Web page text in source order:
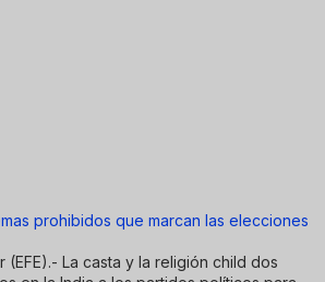
prohibidos que marcan las elecciones
(EFE).- La casta y la religión child dos